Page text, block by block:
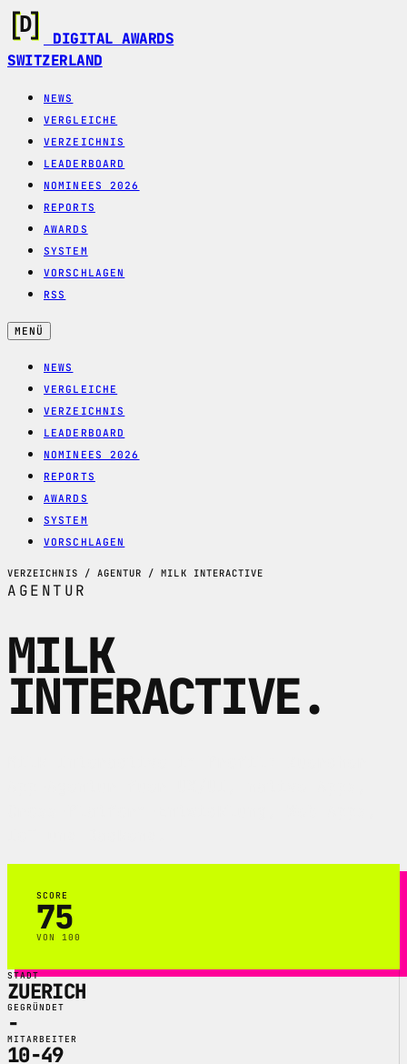
DIGITAL AWARDS
SWITZERLAND
NEWS
VERGLEICHE
VERZEICHNIS
LEADERBOARD
NOMINEES 2026
REPORTS
AWARDS
SYSTEM
VORSCHLAGEN
RSS
MENÜ
NEWS
VERGLEICHE
VERZEICHNIS
LEADERBOARD
NOMINEES 2026
REPORTS
AWARDS
SYSTEM
VORSCHLAGEN
VERZEICHNIS / AGENTUR / MILK INTERACTIVE
AGENTUR
MILK
INTERACTIVE.
SCORE
75
VON 100
STADT
ZUERICH
GEGRÜNDET
-
MITARBEITER
10-49